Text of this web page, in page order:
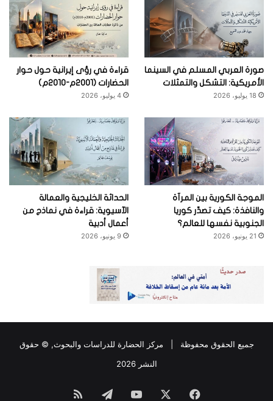
صورة العربي المسلم في السينما
الأمريكية: التشكل والتمثلات
18 يوليو، 2026
قراءة في رؤى إيرانية حول حوار
الحضارات (2001م-2010م)
4 يوليو، 2026
الموجة الكورية بين المرآة
والنافذة: كيف تصدِّر كوريا
الجنوبية نفسها للعالم؟
21 يونيو، 2026
الحداثة الخليجية والعمالة
الآسيوية: قراءة في نماذج من
أعمال أدبية
9 يونيو، 2026
جميع الحقوق محفوظة | مركز الحضارة للدراسات والبحوث, © حقوق
النشر 2026
فيسبوك ‫YouTubeتيلقرام